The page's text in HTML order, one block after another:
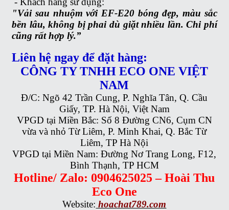
"Vải sau nhuộm với EF-E20 bóng đẹp, màu sắc
bền lâu, không bị phai dù giặt nhiều lần. Chi phí
cũng rất hợp lý.”
Liên hệ ngay để đặt hàng:
CÔNG TY TNHH ECO ONE VIỆT
NAM
Đ/C: Ngõ 42 Trần Cung, P. Nghĩa Tân, Q. Cầu
Giấy, TP. Hà Nội, Việt Nam
VPGD tại Miền Bắc: Số 8 Đường CN6, Cụm CN
vừa và nhỏ Từ Liêm, P. Minh Khai, Q. Bắc Từ
Liêm, TP Hà Nội
VPGD tại Miền Nam: Đường Nơ Trang Long, F12,
Bình Thạnh, TP HCM
Hotline/ Zalo: 0904625025 – Hoài Thu
Eco One
Website: hoachat789.com